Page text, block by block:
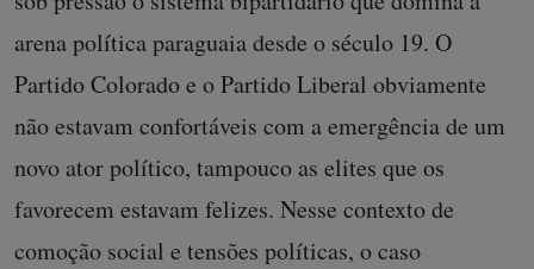
arena política paraguaia desde o século 19. O
Partido Colorado e o Partido Liberal obviamente
não estavam confortáveis com a emergência de um
novo ator político, tampouco as elites que os
favorecem estavam felizes. Nesse contexto de
comoção social e tensões políticas, o caso